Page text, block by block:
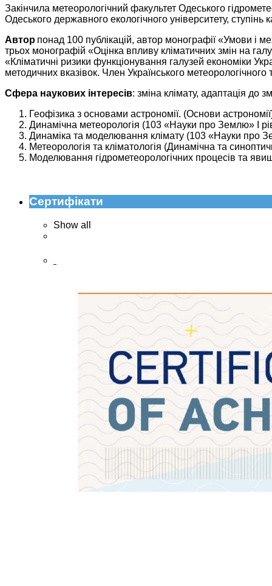
Закінчила метеорологічний факультет Одеського
Одеського державного екологічного університету,
Автор понад 100 публікацій, автор монографії «Умови і
трьох монографій «Оцінка впливу кліматичних змін на
«Кліматичні ризики функціонування галузей економіки
методичних вказівок. Член Українського метеорологічного
Сфера наукових інтересів: зміна клімату, адаптація до
Геофізика з основами астрономії. (Основи
Динамічна метеорологія (103 «Науки про Землю» I
Динаміка та моделювання клімату (103 «Науки про
Метеорологія та кліматологія (Динамічна та
Моделювання гідрометеорологічних процесів та
Сертифікати
Show all